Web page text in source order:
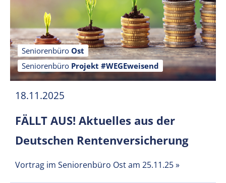
Seniorenbüro Ost
Seniorenbüro Projekt #WEGEweisend
18.11.2025
FÄLLT AUS! Aktuelles aus der
Deutschen Rentenversicherung
Vortrag im Seniorenbüro Ost am 25.11.25»